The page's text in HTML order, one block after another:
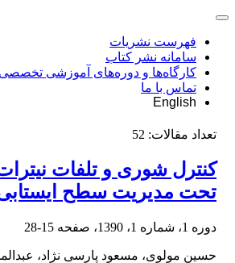
فهرست نشریات
سامانه نشر کتاب
کارگاه‌ها و دوره‌های آموزشی تخصصی
تماس با ما
English
تعداد مقالات: 52
کنترل شوری و تلفات
تحت مدیریت سطح
دوره 1، شماره 1، 1390، صفحه 15-28
حسین مولوی، مسعود پارسی نژاد،